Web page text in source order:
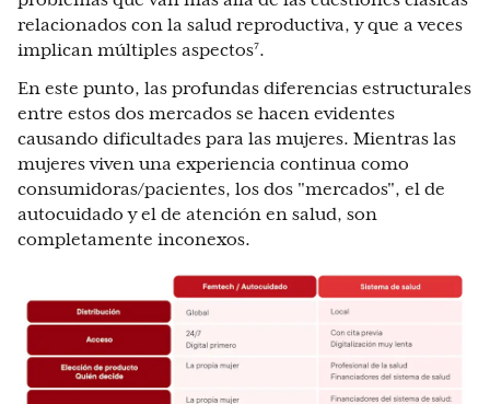
relacionados con la salud reproductiva, y que a veces
implican múltiples aspectos⁷.
En este punto, las profundas diferencias estructurales
entre estos dos mercados se hacen evidentes
causando dificultades para las mujeres. Mientras las
mujeres viven una experiencia continua como
consumidoras/pacientes, los dos "mercados", el de
autocuidado y el de atención en salud, son
completamente inconexos.